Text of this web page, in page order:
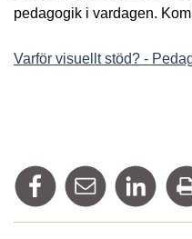
pedagogik i vardagen.
Varför visuellt stöd? -
Dela på Facebook
Tipsa via